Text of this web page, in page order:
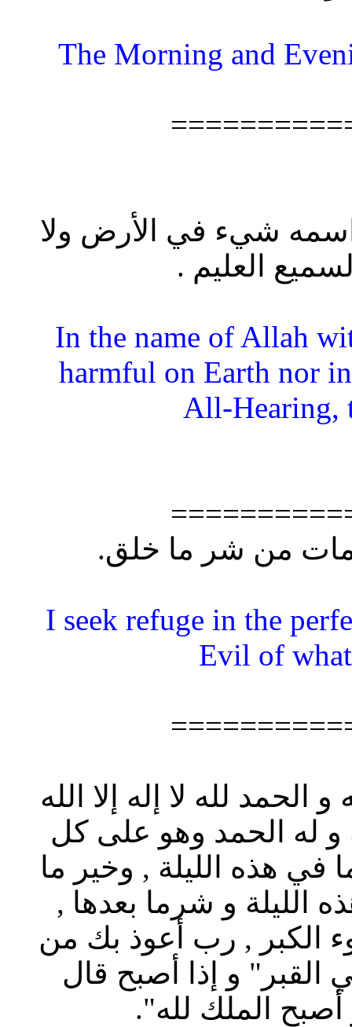
The Morning and
اسمه شيء في الأرض ولا
العليم .
“In the name of Allah
harmful on Earth nor
All-Hearing,
“I seek refuge in the
Evil of
لله لا إله إلا الله
و له الحمد وهو على كل
هذه الليلة , وخير ما
الليلة و شرما بعدها ,
الكبر , رب أعوذ بك من
و إذا أصبح قال
الملك لله".